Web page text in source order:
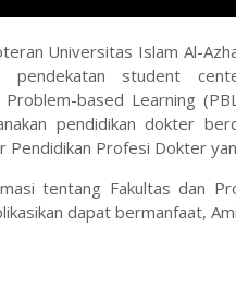
Universitas Islam Al-
pendekatan student
Problem-based Learning
pendidikan dokter
Pendidikan Profesi Dokter
tentang Fakultas dan
dapat bermanfaat,